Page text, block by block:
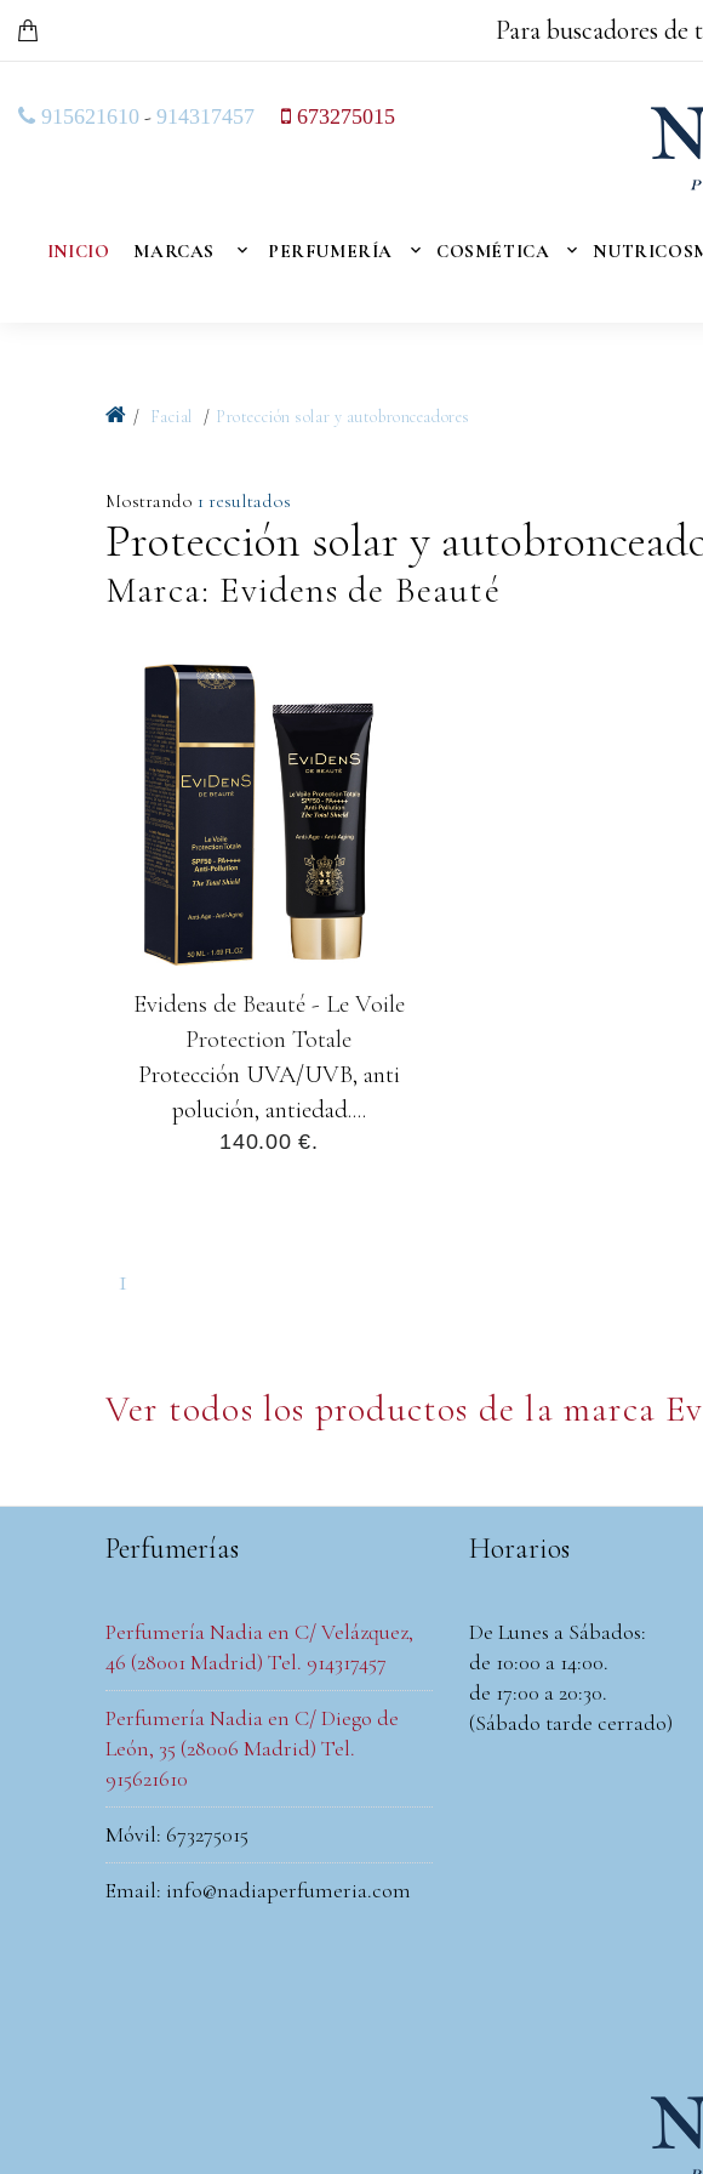
Para buscadores
915621610 - 914317457 673275015
INICIO MARCAS PERFUMERÍA COSMÉTICA
Facial Protección solar y autobronceadores
Mostrando 1 resultados
Protección solar y
Marca: Evidens de Beauté
Evidens de Beauté - Le Voile
Protection Totale
Protección UVA/UVB, anti
polución, antiedad....
140.00 €.
1
Ver todos los productos de la marca
Horarios
De Lunes a Sábados:
de 10:00 a 14:00.
de 17:00 a 20:30.
(Sábado tarde cerrado)
Perfumerías
Perfumería Nadia en C/ Velázquez,
46 (28001 Madrid) Tel. 914317457
Perfumería Nadia en C/ Diego de
León, 35 (28006 Madrid) Tel.
915621610
Móvil: 673275015
Email: info@nadiaperfumeria.com